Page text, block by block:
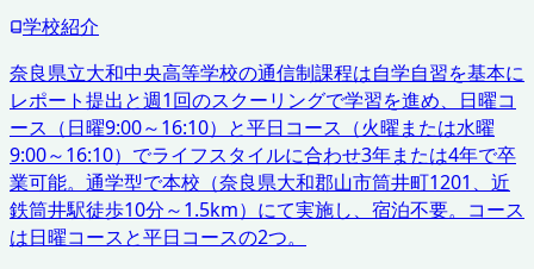
学校紹介
奈良県立大和中央高等学校の通信制課程は自学自習を基本に
レポート提出と週1回のスクーリングで学習を進め、日曜コ
ース（日曜9:00～16:10）と平日コース（火曜または水曜
9:00～16:10）でライフスタイルに合わせ3年または4年で卒
業可能。通学型で本校（奈良県大和郡山市筒井町1201、近
鉄筒井駅徒歩10分～1.5km）にて実施し、宿泊不要。コース
は日曜コースと平日コースの2つ。